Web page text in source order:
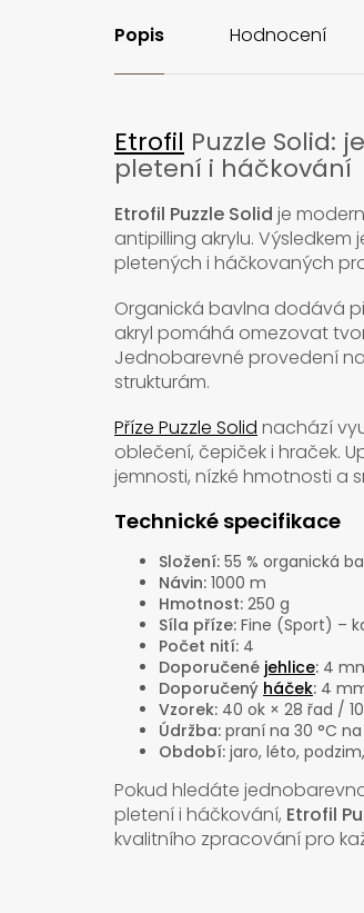
Popis Hodnocení
Etrofil Puzzle Solid:
pletení i háčkování
Etrofil Puzzle Solid je
antipilling akrylu.
pletených i háčkovaných
Organická bavlna dodává
akryl pomáhá omezovat
Jednobarevné provedení
strukturám.
Příze Puzzle Solid nachází
oblečení, čepiček i hraček.
jemnosti, nízké hmotnosti a
Technické specifikace
Složení: 55 % organická
Návin: 1000 m
Hmotnost: 250 g
Síla příze: Fine (Sport) –
Počet nití: 4
Doporučené jehlice: 4
Doporučený háček: 4
Vzorek: 40 ok × 28 řad /
Údržba: praní na 30 °C
Období: jaro, léto,
Pokud hledáte
pletení i háčkování, Etrofil
kvalitního zpracování pro